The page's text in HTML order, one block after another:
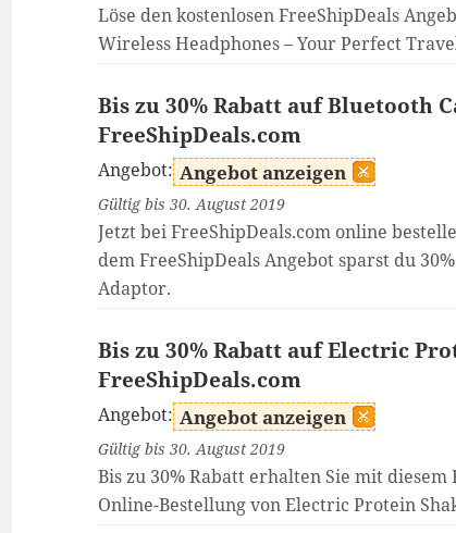
Löse den kostenlosen FreeShipDeals
Wireless Headphones – Your Perfect
Bis zu 30% Rabatt auf Bluetooth
FreeShipDeals.com
Angebot: Angebot anzeigen
Gültig bis 30. August 2019
Jetzt bei FreeShipDeals.com online
dem FreeShipDeals Angebot sparst du
Adaptor.
Bis zu 30% Rabatt auf Electric
FreeShipDeals.com
Angebot: Angebot anzeigen
Gültig bis 30. August 2019
Bis zu 30% Rabatt erhalten Sie mit
Online-Bestellung von Electric Protein